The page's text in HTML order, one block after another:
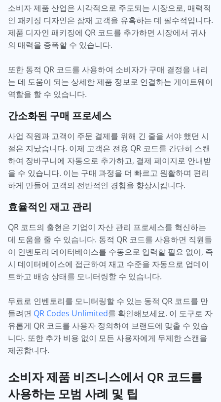
소비자 제품 산업은 시각적으로 주도되는 시장으로, 매력적
인 패키징 디자인은 잠재 고객을 유혹하는 데 필수적입니다.
제품 디자인 패키징에 QR 코드를 추가하면 시장에서 귀사
의 매력을 증폭할 수 있습니다.
또한 동적 QR 코드를 사용하여 소비자가 구매 결정을 내리
는 데 도움이 되는 상세한 제품 정보로 연결하는 게이트웨이
역할을 할 수 있습니다.
간소화된 구매 프로세스
사업 직원과 고객이 주문 결제를 위해 긴 줄을 서야 했던 시
절은 지났습니다. 이제 고객은 전용 QR 코드를 간단히 스캔
하여 장바구니에 자동으로 추가하고, 결제 페이지로 안내받
을 수 있습니다. 이는 구매 과정을 더 빠르고 원활하며 편리
하게 만들어 고객의 전반적인 경험을 향상시킵니다.
효율적인 재고 관리
QR 코드의 출현은 기업이 자산 관리 프로세스를 혁신하는
데 도움을 줄 수 있습니다. 동적 QR 코드를 사용하면 직원들
이 인벤토리 데이터베이스를 수동으로 입력할 필요 없이, 즉
시 데이터베이스에 접근하여 재고 수준을 자동으로 업데이
트하고 배송 상태를 모니터링할 수 있습니다.
무료로 인벤토리를 모니터링할 수 있는 동적 QR 코드를 만
들려면 QR Codes Unlimited를 확인해보세요. 이 도구로 자
유롭게 QR 코드를 사용자 정의하여 브랜드에 맞출 수 있습
니다. 또한 추가 비용 없이 모든 사용자에게 무제한 스캔을
제공합니다.
소비자 제품 비즈니스에서 QR 코드를
사용하는 모범 사례 및 팁